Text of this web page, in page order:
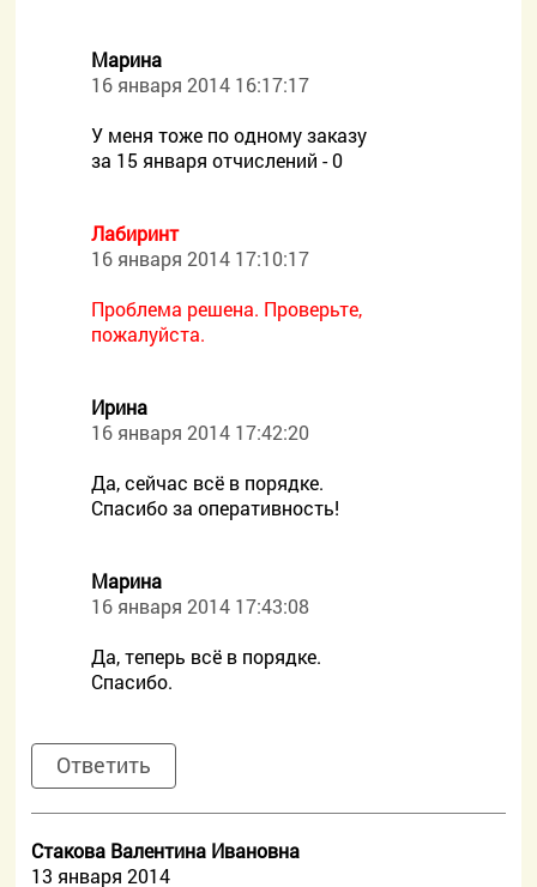
Марина
16 января 2014 16:17:17
У меня тоже по одному заказу
за 15 января отчислений - 0
Лабиринт
16 января 2014 17:10:17
Проблема решена. Проверьте,
пожалуйста.
Ирина
16 января 2014 17:42:20
Да, сейчас всё в порядке.
Спасибо за оперативность!
Марина
16 января 2014 17:43:08
Да, теперь всё в порядке.
Спасибо.
Ответить
Стакова Валентина Ивановна
13 января 2014